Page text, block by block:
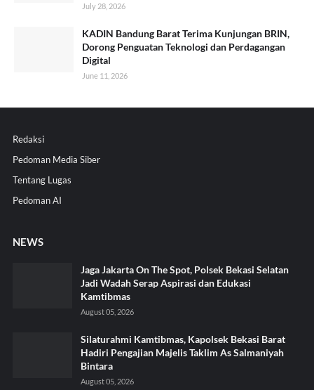
July 28, 2026
KADIN Bandung Barat Terima Kunjungan BRIN,
Dorong Penguatan Teknologi dan Perdagangan
Digital
June 11, 2026
Redaksi
Pedoman Media Siber
Tentang Lugas
Pedoman AI
NEWS
Jaga Jakarta On The Spot, Polsek Bekasi Selatan
Jadi Wadah Serap Aspirasi dan Edukasi
Kamtibmas
August 05, 2026
Silaturahmi Kamtibmas, Kapolsek Bekasi Barat
Hadiri Pengajian Majelis Taklim As Salmaniyah
Bintara
August 05, 2026